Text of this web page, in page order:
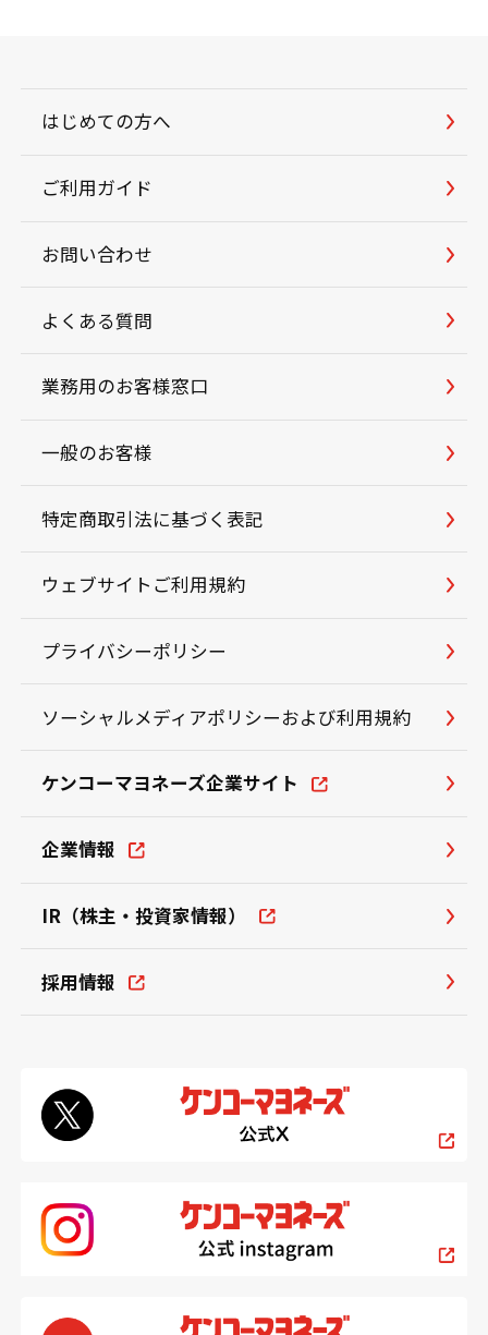
はじめての方へ
ご利用ガイド
お問い合わせ
よくある質問
業務用のお客様窓口
一般のお客様
特定商取引法に基づく表記
ウェブサイトご利用規約
プライバシーポリシー
ソーシャルメディアポリシーおよび利用規約
ケンコーマヨネーズ企業サイト
企業情報
IR（株主・投資家情報）
採用情報